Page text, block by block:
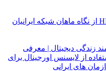
زندگی دیجیتال | معرفی
از لایسنس اورجینال برای
های ایرانی